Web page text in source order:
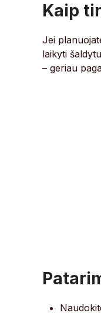
Kaip
Jei
laikyti
– geriau